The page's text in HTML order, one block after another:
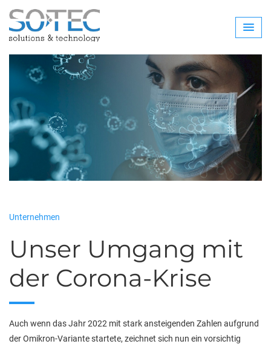
Unternehmen
Unser Umgang mit
der Corona-Krise
Auch wenn das Jahr 2022 mit stark ansteigenden Zahlen aufgrund
der Omikron-Variante startete, zeichnet sich nun ein vorsichtig